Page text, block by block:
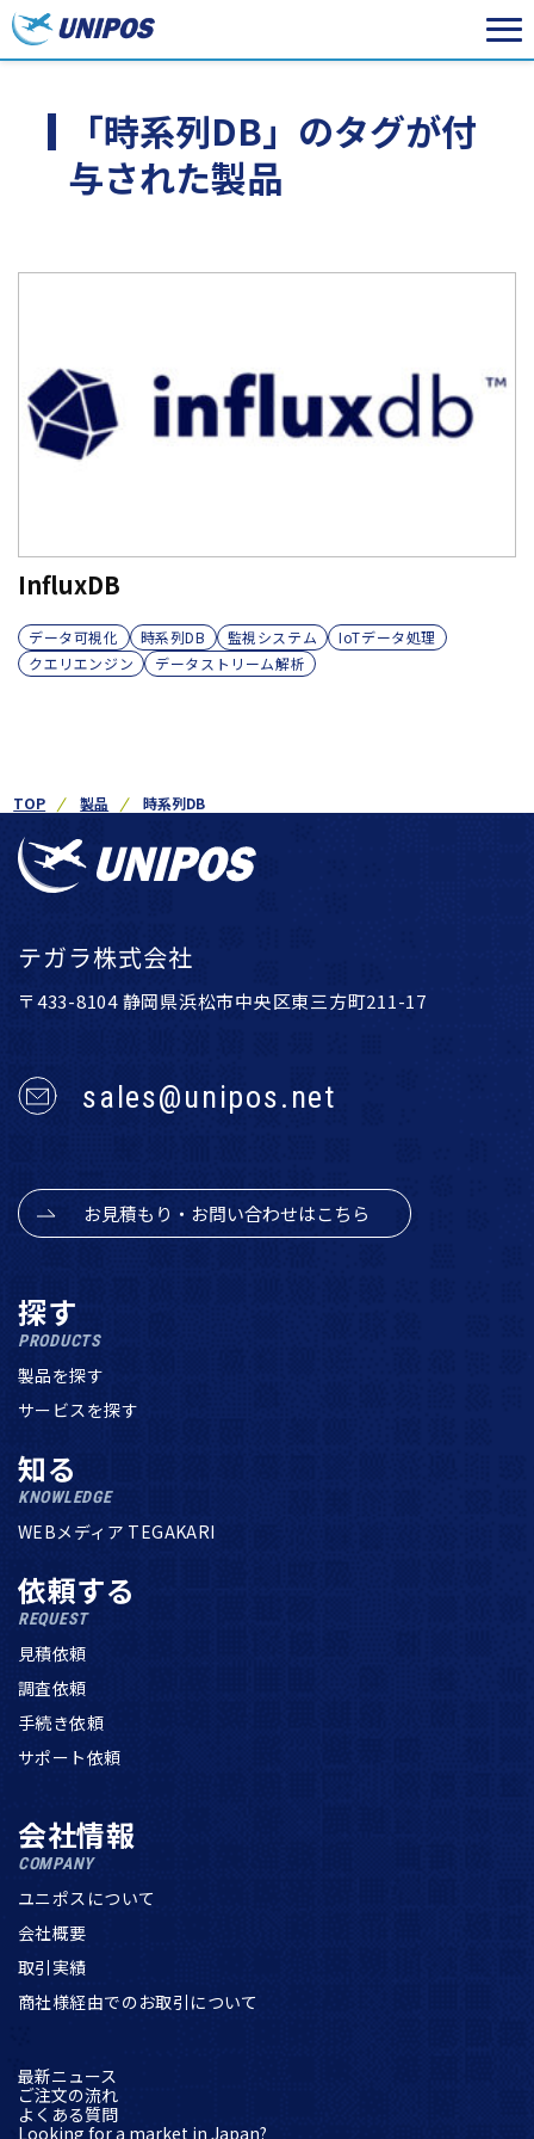
「時系列DB」のタグが付
与された製品
InfluxDB
データ可視化 時系列DB 監視システム
IoTデータ処理
クエリエンジン
データストリーム解析
TOP 製品 時系列DB
テガラ株式会社
〒433-8104 静岡県浜松市中央区東三方町211-17
sales@unipos.net
お見積もり・お問い合わせはこちら
探す
PRODUCTS
製品を探す
サービスを探す
知る
KNOWLEDGE
WEBメディア TEGAKARI
依頼する
REQUEST
見積依頼
調査依頼
手続き依頼
サポート依頼
会社情報
COMPANY
ユニポスについて
会社概要
取引実績
商社様経由でのお取引について
最新ニュース
ご注文の流れ
よくある質問
Looking for a market in Japan?